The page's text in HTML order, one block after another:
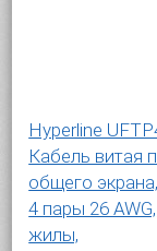
Hyperline
Кабель витая
общего
4 пары 26
жилы,